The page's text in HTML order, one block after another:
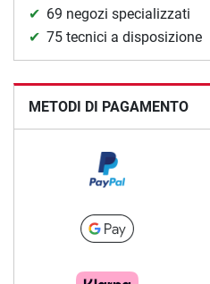
69 negozi specializzati
75 tecnici a disposizione
METODI DI PAGAMENTO